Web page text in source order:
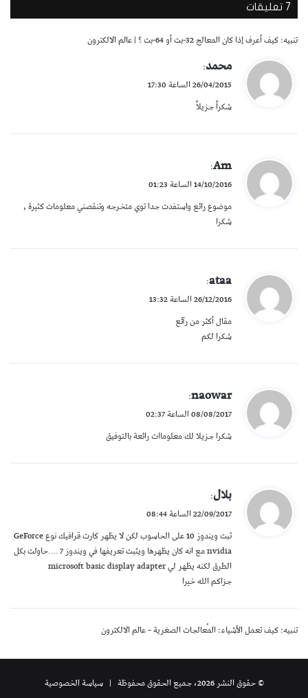
‫7 تعليقات
تنبيه:كيف أعرف إذا كان المعالج 32-بت أو 64-بت ؟ | عالم الالكترون
ي
ق
ل
محمد:
26/04/2015 الساعة 17:30
شكراً جزيلاً
ي
ق
ل
Am
:
14/10/2016 الساعة 01:23
موضوع رائع واستفدت جدا توي متخرجه وتنقصني معلومات كثيرة ,
شكرا
ي
ق
ل
ataa
:
26/12/2016 الساعة 13:32
مقال أكثر من رآئع
شكرا لكم
ي
ق
ل
naowar
:
08/08/2017 الساعة 02:37
شكرا جزيلا لك معلوماات رائعة بالتوفيق
ي
ق
ل
بلال:
22/09/2017 الساعة 08:44
ثبت ويندوز 10 على الحاسوب لكن لا يظهر كارت قرافيك نوع GeForce
nvidia مع انه كان يظهرها ويثبت تعريفها في ويندوز 7 ….حاولت بكل
الطرق لكنه يظهر لي microsoft basic display adapter
جزاكم الله خيرا
تنبيه:كيف تعمل الأشياء: المُعالجات الصغرية – عالم الالكترون
© حقوق النشر 2026، جميع الحقوق محفوظة | سياسة الخصوصية